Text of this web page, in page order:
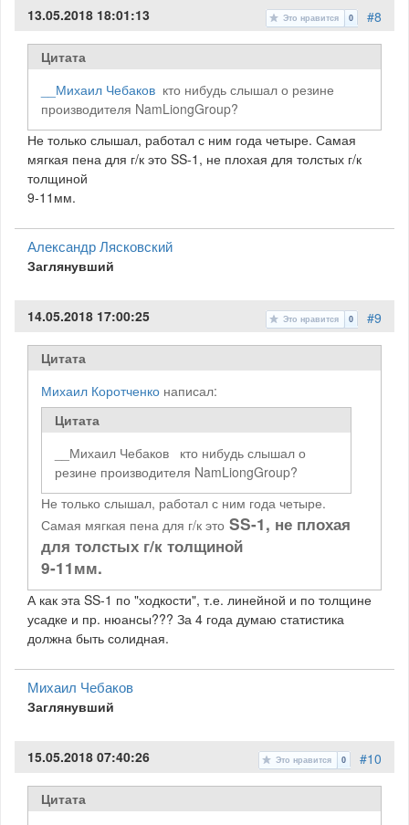
#8
Это нравится 0
13.05.2018 18:01:13
Цитата
__Михаил Чебаков кто нибудь слышал о резине
производителя NamLiongGroup?
Не только слышал, работал с ним года четыре. Самая
мягкая пена для г/к это SS-1, не плохая для толстых г/к
толщиной
9-11мм.
Александр Лясковский
Заглянувший
#9
Это нравится 0
14.05.2018 17:00:25
Цитата
Михаил Коротченко написал:
Цитата
__Михаил Чебаков кто нибудь слышал о
резине производителя NamLiongGroup?
Не только слышал, работал с ним года четыре.
Самая мягкая пена для г/к это SS-1, не плохая
для толстых г/к толщиной
9-11мм.
А как эта SS-1 по "ходкости", т.е. линейной и по толщине
усадке и пр. нюансы??? За 4 года думаю статистика
должна быть солидная.
Михаил Чебаков
Заглянувший
#10
Это нравится 0
15.05.2018 07:40:26
Цитата